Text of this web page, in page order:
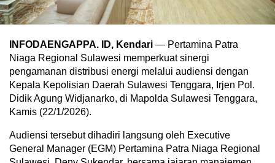
INFODAENGAPPA. ID, Kendari — Pertamina Patra
Niaga Regional Sulawesi memperkuat sinergi
pengamanan distribusi energi melalui audiensi dengan
Kepala Kepolisian Daerah Sulawesi Tenggara, Irjen Pol.
Didik Agung Widjanarko, di Mapolda Sulawesi Tenggara,
Kamis (22/1/2026).
Audiensi tersebut dihadiri langsung oleh Executive
General Manager (EGM) Pertamina Patra Niaga Regional